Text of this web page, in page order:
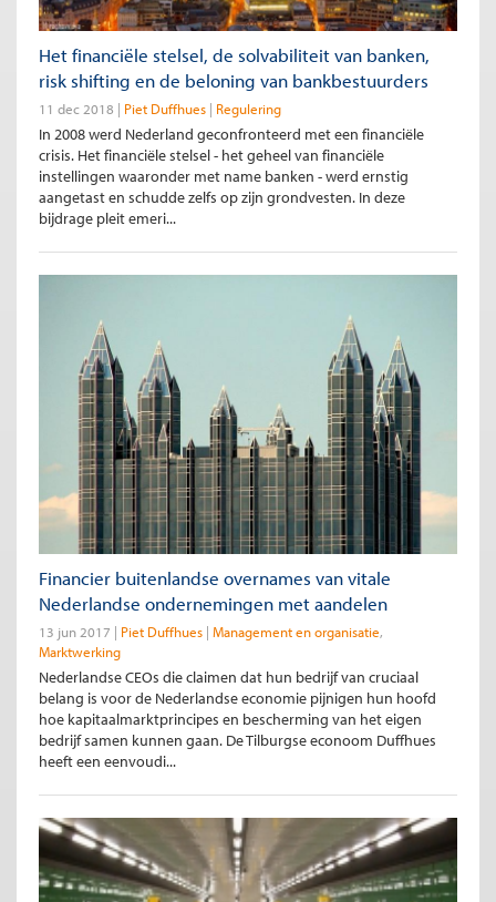
Het financiële stelsel, de solvabiliteit van banken,
risk shifting en de beloning van bankbestuurders
11 dec 2018 Piet Duffhues Regulering
In 2008 werd Nederland geconfronteerd met een financiële
crisis. Het financiële stelsel - het geheel van financiële
instellingen waaronder met name banken - werd ernstig
aangetast en schudde zelfs op zijn grondvesten. In deze
bijdrage pleit emeri...
Financier buitenlandse overnames van vitale
Nederlandse ondernemingen met aandelen
13 jun 2017 Piet Duffhues Management en organisatie
Marktwerking
Nederlandse CEOs die claimen dat hun bedrijf van cruciaal
belang is voor de Nederlandse economie pijnigen hun hoofd
hoe kapitaalmarktprincipes en bescherming van het eigen
bedrijf samen kunnen gaan. De Tilburgse econoom Duffhues
heeft een eenvoudi...